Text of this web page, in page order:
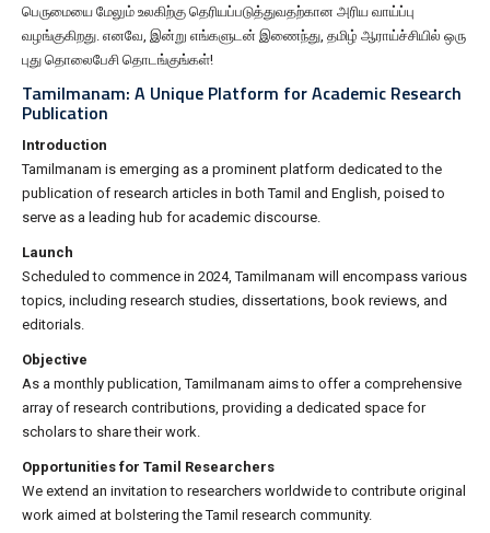
பெருமையை மேலும் உலகிற்கு தெரியப்படுத்துவதற்கான அரிய வாய்ப்பு
வழங்குகிறது. எனவே, இன்று எங்களுடன் இணைந்து, தமிழ் ஆராய்ச்சியில் ஒரு
புது தொலைபேசி தொடங்குங்கள்!
Tamilmanam: A Unique Platform for Academic Research
Publication
Introduction
Tamilmanam is emerging as a prominent platform dedicated to the
publication of research articles in both Tamil and English, poised to
serve as a leading hub for academic discourse.
Launch
Scheduled to commence in 2024, Tamilmanam will encompass various
topics, including research studies, dissertations, book reviews, and
editorials.
Objective
As a monthly publication, Tamilmanam aims to offer a comprehensive
array of research contributions, providing a dedicated space for
scholars to share their work.
Opportunities for Tamil Researchers
We extend an invitation to researchers worldwide to contribute original
work aimed at bolstering the Tamil research community.